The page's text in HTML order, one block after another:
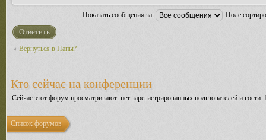
Показать сообщения за: Поле
Ответить
Вернуться в Папы?
Кто сейчас на конференции
Сейчас этот форум просматривают: нет зарегистрированных пользователей и гости:
Список форумов